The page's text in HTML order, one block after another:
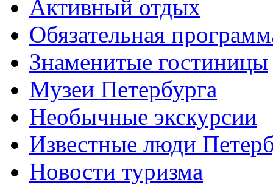
Активный отдых
Обязательная
Знаменитые гостиницы
Музеи Петербурга
Необычные экскурсии
Известные люди
Новости туризма